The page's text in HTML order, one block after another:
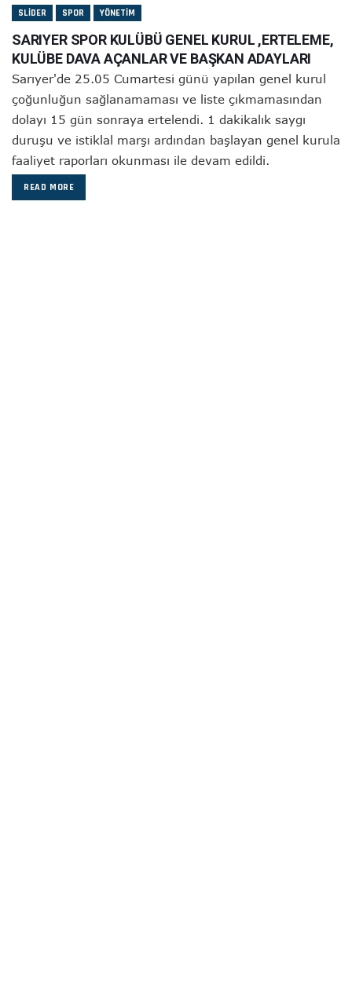
SLIDER SPOR YÖNETIM
SARIYER SPOR KULÜBÜ GENEL KURUL ,ERTELEME,
KULÜBE DAVA AÇANLAR VE BAŞKAN ADAYLARI
Sarıyer'de 25.05 Cumartesi günü yapılan genel kurul
çoğunluğun sağlanamaması ve liste çıkmamasından
dolayı 15 gün sonraya ertelendi. 1 dakikalık saygı
duruşu ve istiklal marşı ardından başlayan genel kurula
faaliyet raporları okunması ile devam edildi.
READ MORE